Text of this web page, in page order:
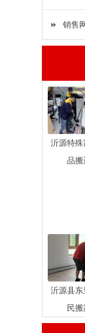
销售
沂源特殊
品搬
沂源县
民搬